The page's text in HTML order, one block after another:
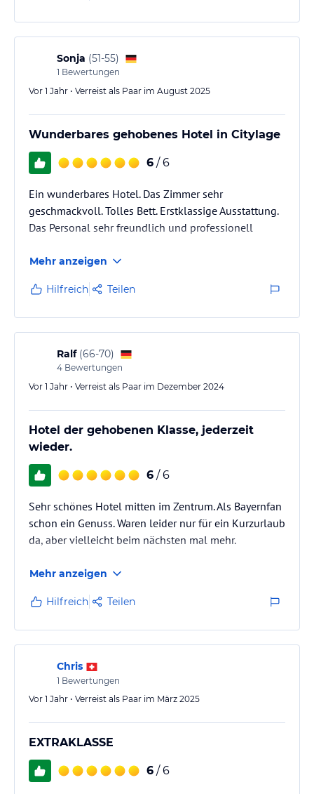
Sonja (51-55)
1 Bewertungen
Vor 1 Jahr • Verreist als Paar im August 2025
Wunderbares gehobenes Hotel in Citylage
6 / 6
Ein wunderbares Hotel. Das Zimmer sehr
geschmackvoll. Tolles Bett. Erstklassige Ausstattung.
Das Personal sehr freundlich und professionell
Mehr anzeigen
Hilfreich Teilen
Ralf (66-70)
4 Bewertungen
Vor 1 Jahr • Verreist als Paar im Dezember 2024
Hotel der gehobenen Klasse, jederzeit
wieder.
6 / 6
Sehr schönes Hotel mitten im Zentrum. Als Bayernfan
schon ein Genuss. Waren leider nur für ein Kurzurlaub
da, aber vielleicht beim nächsten mal mehr.
Mehr anzeigen
Hilfreich Teilen
Chris
1 Bewertungen
Vor 1 Jahr • Verreist als Paar im März 2025
EXTRAKLASSE
6 / 6